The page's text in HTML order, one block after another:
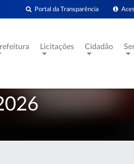
Portal da Transparência
Licitações Cidadão